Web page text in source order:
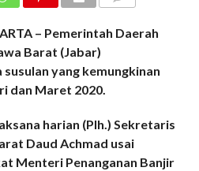
– Pemerintah Daerah
Barat (Jabar)
yang kemungkinan
dan Maret 2020.
harian (Plh.) Sekretaris
Daud Achmad usai
Menteri Penanganan Banjir